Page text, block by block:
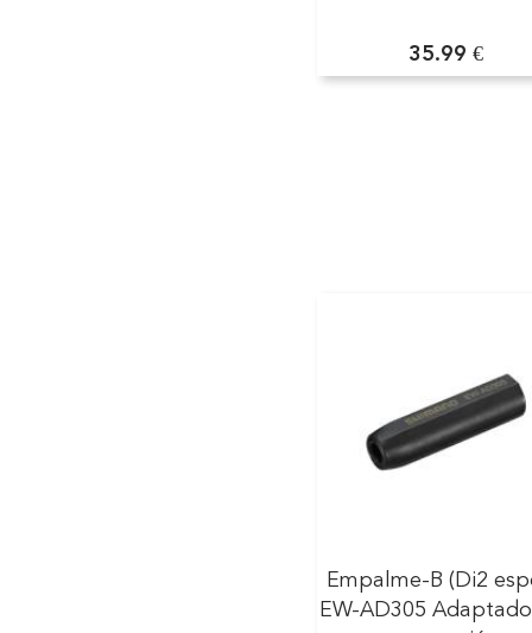
35.99 €
Empalme-B (Di2
EW-AD305